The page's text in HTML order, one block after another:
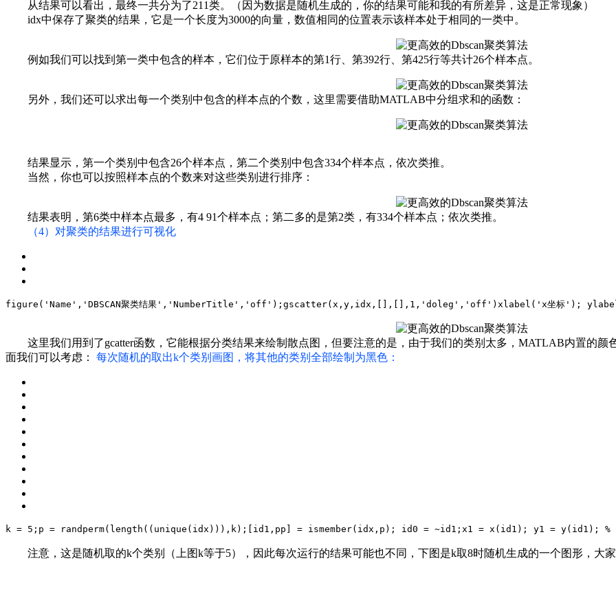
从结果可以看出，最终一共分为了211类。（因为数据是随机生成的，你的结果可能和我的有所差异，这是正常现象）
idx中保存了聚类的结果，它是一个长度为3000的向量，数值相同的位置表示该样本处于相同的一类中。
例如我们可以找到第一类中包含的样本，它们位于原样本的第1行、第392行、第425行等共计26个样本点。
另外，我们还可以求出每一个类别中包含的样本点的个数，这里需要借助MATLAB中分组求和的函数：
结果显示，第一个类别中包含26个样本点，第二个类别中包含334个样本点，依次类推。
当然，你也可以按照样本点的个数来对这些类别进行排序：
结果表明，第6类中样本点最多，有4 91个样本点；第二多的是第2类，有334个样本点 ；依次类推。
（4）对聚类的结果进行可视化
figure( 'Name' , 'DBSCAN聚类结果' , 'NumberTitle' , 'off' ); gscatter(x,y,idx,[],[], 1 , 'doleg' , 'off' ) xlabel( 'x坐标' );
这里我们用到了gcatter函数，它能根据分类结果来绘制散点图，但要注意的是，由于我们的类别太多，MATLAB内置的
面我们可以考虑： 每次随机的取出k个类别画图，将其他的类别全部绘制为黑色：
k = 5 ; p = randperm(length((unique(idx))),k); id1,pp ] = ismember(idx,p); id0 = ~id1; x1 = x(id1); y1 = y(id1); % 作
注意，这是随机取的k个类别（上图k等于5），因此每次运行的结果可能也不同，下图是k取8时随机生成的一个图形，大家